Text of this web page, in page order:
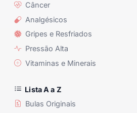
Câncer
Analgésicos
Gripes e Resfriados
Pressão Alta
Vitaminas e Minerais
Lista A a Z
Bulas Originais